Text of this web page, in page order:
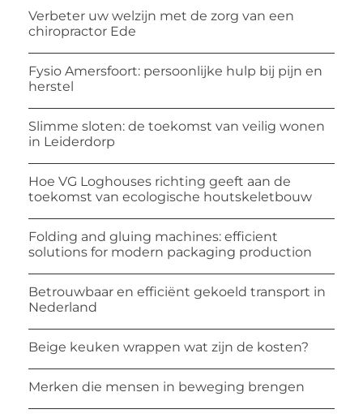
Verbeter uw welzijn met de zorg van een
chiropractor Ede
Fysio Amersfoort: persoonlijke hulp bij pijn en
herstel
Slimme sloten: de toekomst van veilig wonen
in Leiderdorp
Hoe VG Loghouses richting geeft aan de
toekomst van ecologische houtskeletbouw
Folding and gluing machines: efficient
solutions for modern packaging production
Betrouwbaar en efficiënt gekoeld transport in
Nederland
Beige keuken wrappen wat zijn de kosten?
Merken die mensen in beweging brengen